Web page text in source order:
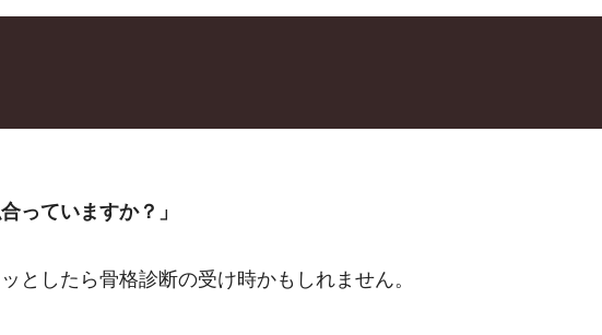
っていますか？」
としたら骨格診断の受け時かもしれません。